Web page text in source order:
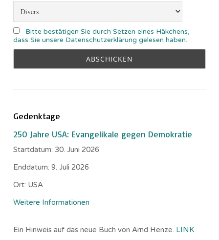
Bitte bestätigen Sie durch Setzen eines Häkchens,
dass Sie unsere Datenschutzerklärung gelesen haben.
Gedenktage
250 Jahre USA: Evangelikale gegen Demokratie
Startdatum: 30. Juni 2026
Enddatum: 9. Juli 2026
Ort: USA
Weitere Informationen
Ein Hinweis auf das neue Buch von Arnd Henze. LINK